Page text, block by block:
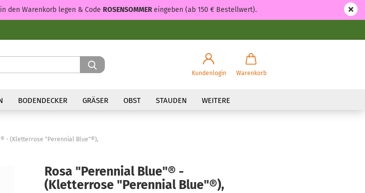
Suche...
Kundenlogin Warenkorb
den Warenkorb legen & Code ROSENSOMMEReingeben (ab 150 € Bestellwert).
BODENDECKER GRÄSER OBST STAUDEN WEITERE
- (Kletterrose "Perennial Blue"®),
Rosa "Perennial Blue"® -
(Kletterrose "Perennial Blue"®),